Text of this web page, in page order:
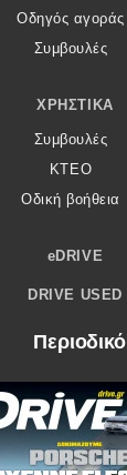
Οδηγός αγοράς
Συμβουλές
ΧΡΗΣΤΙΚΆ
Συμβουλές
ΚΤΕΟ
Οδική βοήθεια
eDRIVE
DRIVE USED
Περιοδικό